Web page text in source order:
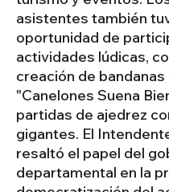
asistentes también
oportunidad de
actividades lúdicas,
creación de bandanas
"Canelones Suena
partidas de ajedrez
gigantes. El
resaltó el papel del
departamental en la